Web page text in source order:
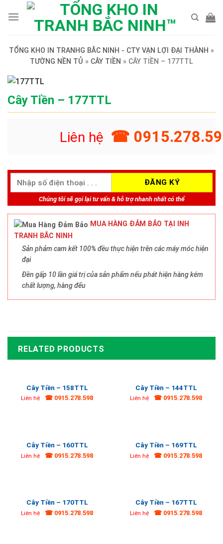
TỔNG KHO IN TRANHG BẮC NINH - CTY VẠN LỢI ĐẠI THÀNH »
TƯỜNG NỀN TỦ » CÂY TIỀN » CÂY TIỀN – 177TTL
Cây Tiền – 177TTL
Liên hệ ☎
Chúng tôi sẽ gọi lại tư vấn & hỗ trợ nhanh nhất có thể
MUA HÀNG ĐẢM BẢO TẠI INH
TRANH BẮC NINH
Sản phảm cam kết 100% đều thực hiện trên các máy móc hiện
đại
Đền gấp 10 lần giá trị của sản phẩm nếu phát hiện hàng kém
chất lượng, hàng đểu
RELATED PRODUCTS
Cây Tiền – 158TTL
Liên hệ ☎ 0915.278.598
Cây Tiền – 144TTL
Liên hệ ☎ 0915.278.598
Cây Tiền – 160TTL
Liên hệ ☎ 0915.278.598
Cây Tiền – 169TTL
Liên hệ ☎ 0915.278.598
Cây Tiền – 170TTL
Liên hệ ☎ 0915.278.598
Cây Tiền – 167TTL
Liên hệ ☎ 0915.278.598